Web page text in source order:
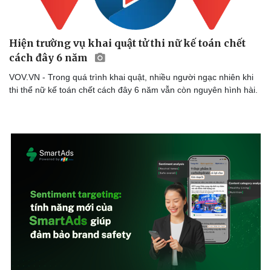
Hiện trường vụ khai quật tử thi nữ kế toán chết
cách đây 6 năm
VOV.VN - Trong quá trình khai quật, nhiều người ngạc nhiên khi
thi thể nữ kế toán chết cách đây 6 năm vẫn còn nguyên hình hài.